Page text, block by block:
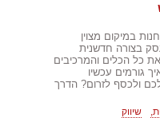
במיקום מצוין
בצורה חדשנית
כל הכלים והמרכיבים
גורמים עכשיו
ולכסף לזרום? הדרך
שיווק